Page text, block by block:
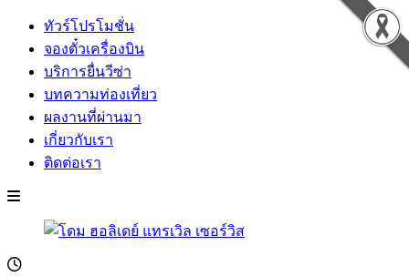
ทัวร์โปรโมชั่น
จองตั๋วเครื่องบิน
บริการยื่นวีซ่า
บทความท่องเที่ยว
ผลงานที่ผ่านมา
เกี่ยวกับเรา
ติดต่อเรา